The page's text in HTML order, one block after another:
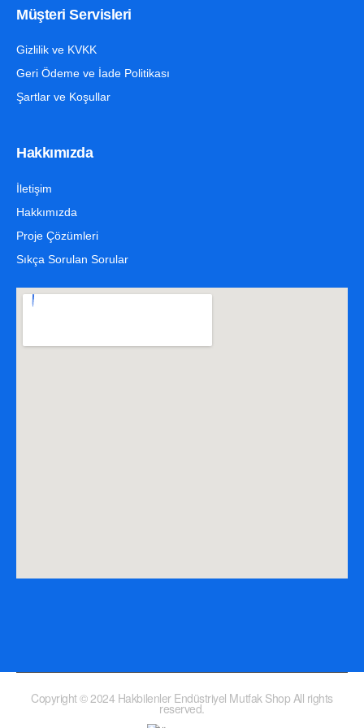
Müşteri Servisleri
Gizlilik ve KVKK
Geri Ödeme ve İade Politikası
Şartlar ve Koşullar
Hakkımızda
İletişim
Hakkımızda
Proje Çözümleri
Sıkça Sorulan Sorular
Copyright © 2024 Hakbilenler Endüstriyel Mutfak Shop All rights
reserved.